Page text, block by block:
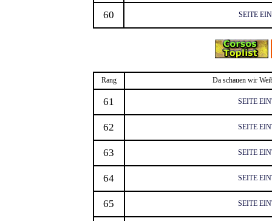
60 SEITE
Rang Da schauen wir
61 SEITE
62 SEITE
63 SEITE
64 SEITE
65 SEITE